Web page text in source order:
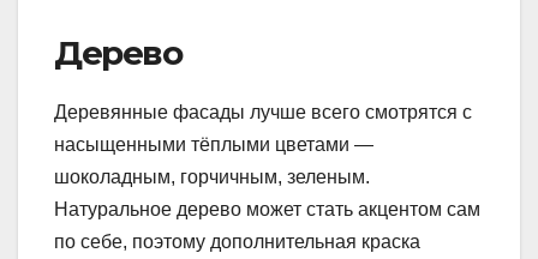
Дерево
Деревянные фасады лучше всего смотрятся с
насыщенными тёплыми цветами —
шоколадным, горчичным, зеленым.
Натуральное дерево может стать акцентом сам
по себе, поэтому дополнительная краска